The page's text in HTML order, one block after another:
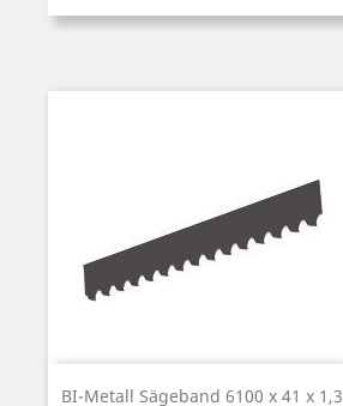
BI-Metall Sägeband 6100 x 41 x 1,3